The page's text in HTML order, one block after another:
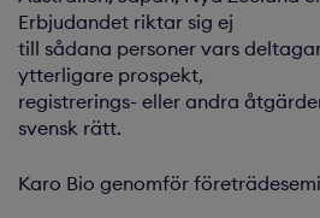
Erbjudandet riktar sig ej
till sådana personer vars
ytterligare prospekt,
registrerings- eller andra
svensk rätt.
Karo Bio genomför